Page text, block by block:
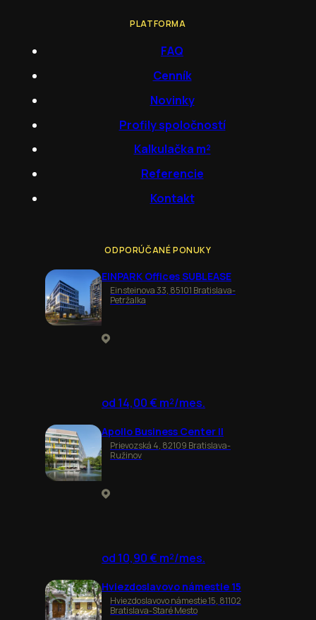
PLATFORMA
FAQ
Cenník
Novinky
Profily spoločností
Kalkulačka m²
Referencie
Kontakt
ODPORÚČANÉ PONUKY
EINPARK Offices SUBLEASE
Einsteinova 33, 85101 Bratislava-
Petržalka
od 14,00 € m²/mes.
Apollo Business Center II
Prievozská 4, 82109 Bratislava-
Ružinov
od 10,90 € m²/mes.
Hviezdoslavovo námestie 15
Hviezdoslavovo námestie 15, 81102
Bratislava-Staré Mesto